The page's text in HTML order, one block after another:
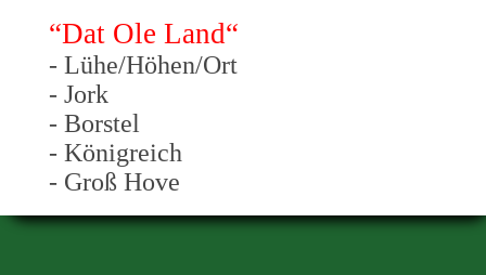
“Dat Ole Land“
- Lühe/Höhen/Ort
- Jork
- Borstel
- Königreich
- Groß Hove